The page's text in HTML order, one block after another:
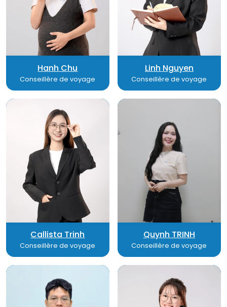
Hanh Chu
Conseillère de voyage
Linh Nguyen
Conseillère de voyage
Callista Trinh
Conseillère de voyage
Quynh TRINH
Conseillère de voyage